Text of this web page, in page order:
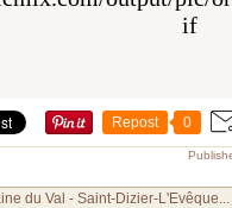
Repost 0
du Val - Saint-Dizier-L'Evêque...